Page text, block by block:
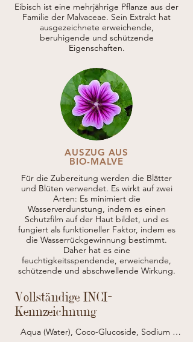
Eibisch ist eine mehrjährige Pflanze aus der
Familie der Malvaceae. Sein Extrakt hat
ausgezeichnete erweichende,
beruhigende und schützende
Eigenschaften.
AUSZUG AUS
BIO-MALVE
Für die Zubereitung werden die Blätter
und Blüten verwendet. Es wirkt auf zwei
Arten: Es minimiert die
Wasserverdunstung, indem es einen
Schutzfilm auf der Haut bildet, und es
fungiert als funktioneller Faktor, indem es
die Wasserrückgewinnung bestimmt.
Daher hat es eine
feuchtigkeitsspendende, erweichende,
schützende und abschwellende Wirkung.
Vollständige INCI-
Kennzeichnung
Aqua (Water), Coco-Glucoside, Sodium